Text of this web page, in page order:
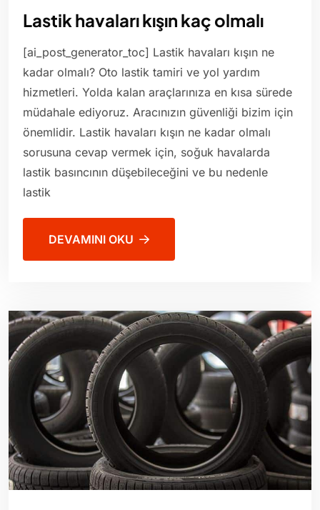
Lastik havaları kışın kaç olmalı
[ai_post_generator_toc] Lastik havaları kışın ne
kadar olmalı? Oto lastik tamiri ve yol yardım
hizmetleri. Yolda kalan araçlarınıza en kısa sürede
müdahale ediyoruz. Aracınızın güvenliği bizim için
önemlidir. Lastik havaları kışın ne kadar olmalı
sorusuna cevap vermek için, soğuk havalarda
lastik basıncının düşebileceğini ve bu nedenle
lastik
DEVAMINI OKU